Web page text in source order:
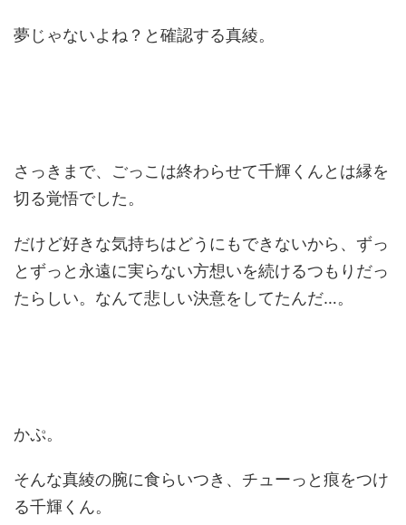
夢じゃないよね？と確認する真綾。
さっきまで、ごっこは終わらせて千輝くんとは縁を
切る覚悟でした。
だけど好きな気持ちはどうにもできないから、ずっ
とずっと永遠に実らない方想いを続けるつもりだっ
たらしい。なんて悲しい決意をしてたんだ…。
かぷ。
そんな真綾の腕に食らいつき、チューっと痕をつけ
る千輝くん。